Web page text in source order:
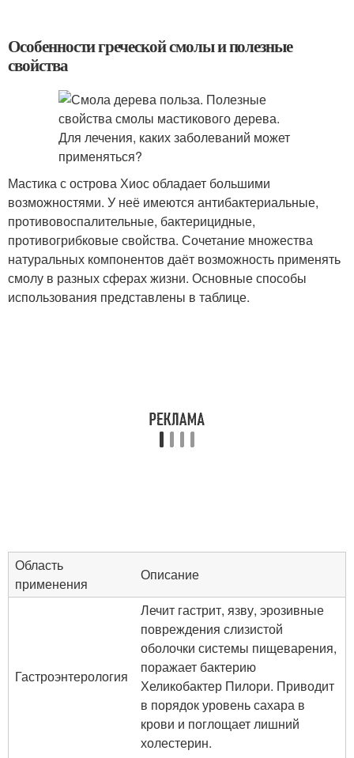
Особенности греческой смолы и полезные
свойства
Мастика с острова Хиос обладает большими
возможностями. У неё имеются антибактериальные,
противовоспалительные, бактерицидные,
противогрибковые свойства. Сочетание множества
натуральных компонентов даёт возможность применять
смолу в разных сферах жизни. Основные способы
использования представлены в таблице.
Область
применения
Описание
Гастроэнтерология
Лечит гастрит, язву, эрозивные
повреждения слизистой
оболочки системы пищеварения,
поражает бактерию
Хеликобактер Пилори. Приводит
в порядок уровень сахара в
крови и поглощает лишний
холестерин.